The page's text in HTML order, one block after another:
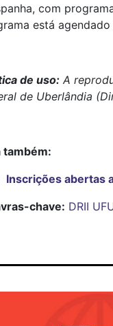
com
está
de uso: A
de Uberlândia
também:
Inscrições abertas
chave: DRII